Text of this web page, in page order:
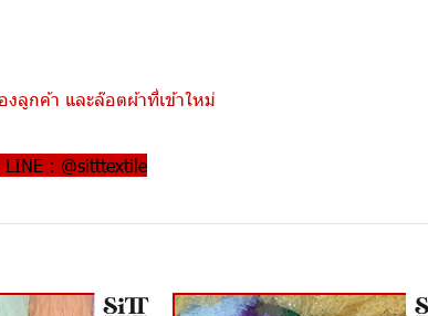
ลูกค้า และล๊อตผ้าที่เข้าใหม่
: @sitttextile